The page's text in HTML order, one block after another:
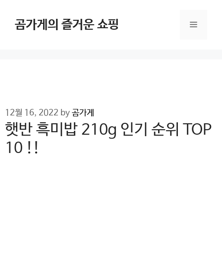
content곰가게의 즐거운 쇼핑 Menu
12월 16, 2022 by 곰가게
햇반 흑미밥 210g 인기 순위 TOP
10 !!